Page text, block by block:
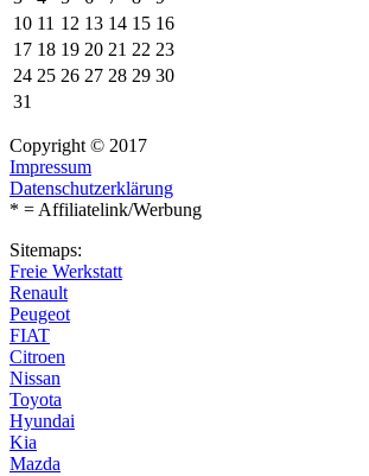
10 11 12 13 14 15 16
17 18 19 20 21 22 23
24 25 26 27 28 29 30
31
Copyright © 2017
Impressum
Datenschutzerklärung
* = Affiliatelink/Werbung
Sitemaps:
Freie Werkstatt
Renault
Peugeot
FIAT
Citroen
Nissan
Toyota
Hyundai
Kia
Mazda